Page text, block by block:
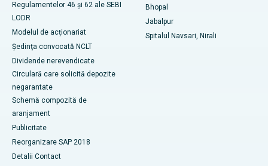
Regulamentelor 46 și 62 ale SEBI
LODR
Modelul de acționariat
Şedinţa convocată NCLT
Dividende nerevendicate
Circulară care solicită depozite
negarantate
Schemă compozită de
aranjament
Publicitate
Reorganizare SAP 2018
Detalii Contact
Bhopal
Jabalpur
Spitalul Navsari, Nirali